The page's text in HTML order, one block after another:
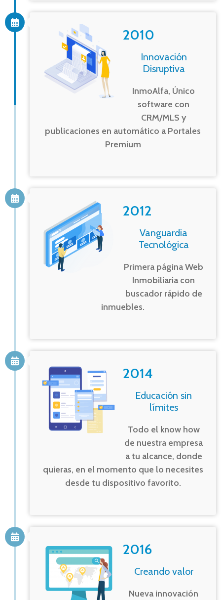
2010
Innovación
Disruptiva
InmoAlfa, Único
software con
CRM/MLS y
publicaciones en automático a Portales
Premium
2012
Vanguardia
Tecnológica
Primera página Web
Inmobiliaria con
buscador rápido de
inmuebles.
2014
Educación sin
límites
Todo el know how
de nuestra empresa
a tu alcance, donde
quieras, en el momento que lo necesites
desde tu dispositivo favorito.
2016
Creando valor
Nueva innovación